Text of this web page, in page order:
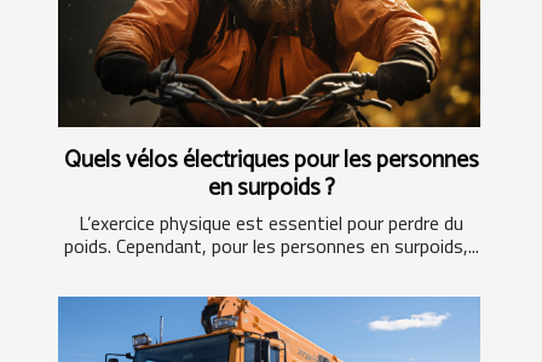
Quels vélos électriques pour les personnes
en surpoids ?
L’exercice physique est essentiel pour perdre du
poids. Cependant, pour les personnes en surpoids,...